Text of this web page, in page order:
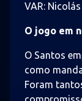
VAR:
O jogo em
O Santos
como
Foram